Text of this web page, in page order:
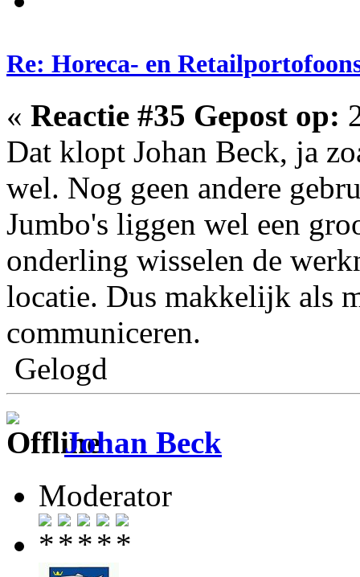
Re: Horeca- en
« Reactie #35 Gepost op:
Dat klopt Johan Beck, ja
wel. Nog geen andere
Jumbo's liggen wel een
onderling wisselen de
locatie. Dus makkelijk als
communiceren.
Gelogd
Johan Beck
Moderator